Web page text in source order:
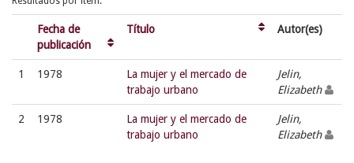
Fecha de
publicación
Título Autor(es)
1 1978
La mujer y el mercado de
trabajo urbano
Jelin,
Elizabeth
2 1978
La mujer y el mercado de
trabajo urbano
Jelin,
Elizabeth